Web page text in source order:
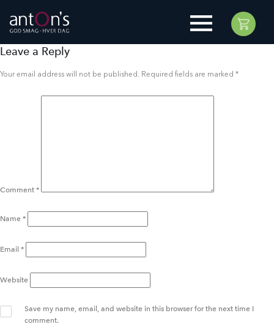
Leave a Reply
Your email address will not be published. Required fields are marked *
Comment *
Name *
Email *
Website
Save my name, email, and website in this browser for the next time I
comment.